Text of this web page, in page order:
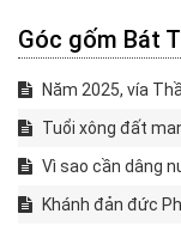
Góc gốm Bát
Năm 2025, vía
Tuổi xông đất
Vì sao cần dâng
Khánh đản đức